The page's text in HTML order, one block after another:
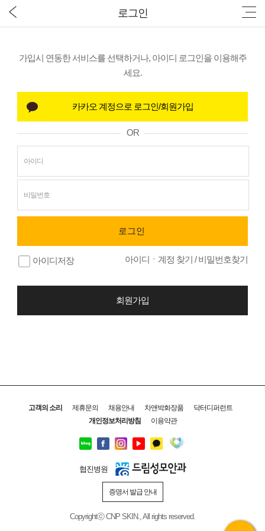
로그인
가입시 연동한 서비스를 선택하거나, 아이디 로그인을 이용해주
세요.
OR
아이디저장 아이디ㆍ계정 찾기 /비밀번호찾기
회원가입
고객의 소리 제휴문의 채용안내 차앤박화장품
닥터디퍼런트
개인정보처리방침
이용약관
협진병원
증명서 발급 안내
Copyrightⓒ CNP SKIN., All rights reserved.